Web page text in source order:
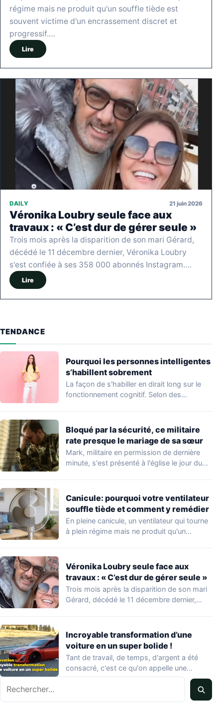
régime mais ne produit qu'un souffle tiède est
souvent victime d'un encrassement discret et
progressif.…
Lire
DAILY 21 juin 2026
Véronika Loubry seule face aux
travaux : « C’est dur de gérer seule »
Trois mois après la disparition de son mari Gérard,
décédé le 11 décembre dernier, Véronika Loubry
s'est confiée à ses 358 000 abonnés Instagram.…
Lire
TENDANCE
Pourquoi les personnes intelligentes
s’habillent sobrement
La façon de s'habiller en dirait long sur le
fonctionnement cognitif. Selon des
Bloqué par la sécurité, ce militaire
rate presque le mariage de sa sœur
Mark, militaire en permission de dernière
minute, s'est présenté à l'église le jour du…
Canicule: pourquoi votre ventilateur
souffle tiède et comment y remédier
En pleine canicule, un ventilateur qui tourne
à plein régime mais ne produit qu'un…
Véronika Loubry seule face aux
travaux : « C’est dur de gérer seule »
Trois mois après la disparition de son mari
Gérard, décédé le 11 décembre dernier,…
Incroyable transformation d’une
voiture en un super bolide !
Tant de travail, de temps, d'argent a été
consacré, c'est ce qu'on appelle une…